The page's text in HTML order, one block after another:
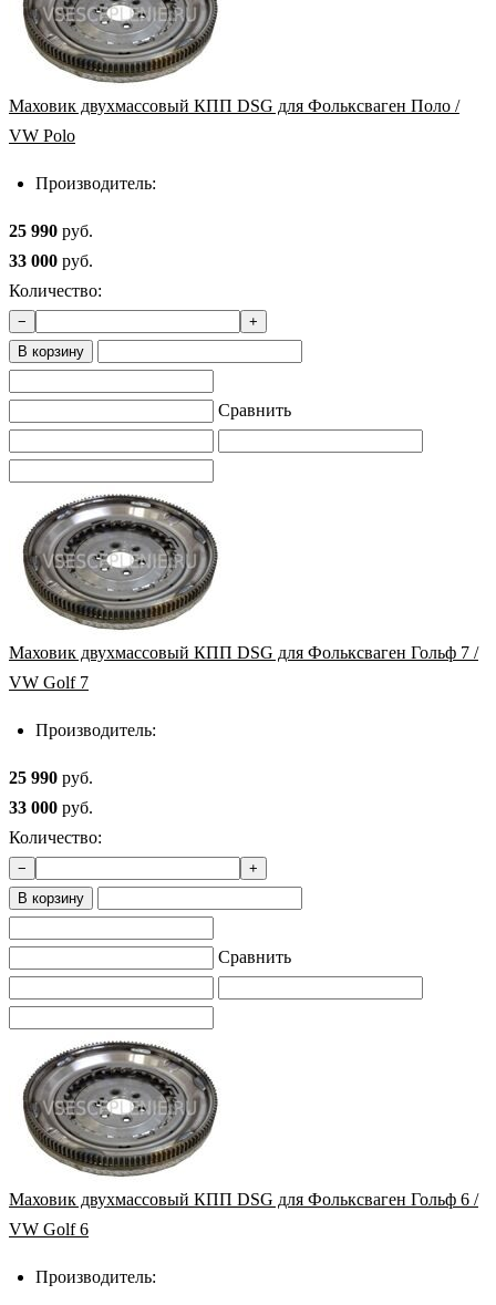
Маховик двухмассовый КПП DSG для Фольксваген Поло /
VW Polo
Производитель:
25 990 руб.
33 000 руб.
Количество:
−
+
В корзину
Сравнить
Маховик двухмассовый КПП DSG для Фольксваген Гольф 7 /
VW Golf 7
Производитель:
25 990 руб.
33 000 руб.
Количество:
−
+
В корзину
Сравнить
Маховик двухмассовый КПП DSG для Фольксваген Гольф 6 /
VW Golf 6
Производитель: